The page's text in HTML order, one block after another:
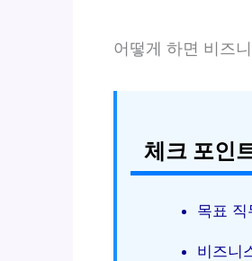
어떻게 하면 비즈
체크 포인
목표
비즈니